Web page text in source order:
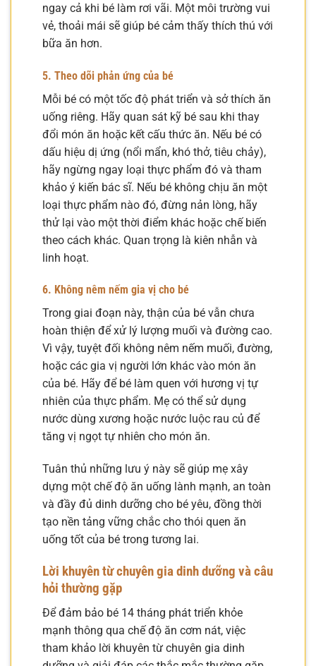
ngay cả khi bé làm rơi vãi. Một môi trường vui
vẻ, thoải mái sẽ giúp bé cảm thấy thích thú với
bữa ăn hơn.
5. Theo dõi phản ứng của bé
Mỗi bé có một tốc độ phát triển và sở thích ăn
uống riêng. Hãy quan sát kỹ bé sau khi thay
đổi món ăn hoặc kết cấu thức ăn. Nếu bé có
dấu hiệu dị ứng (nổi mẩn, khó thở, tiêu chảy),
hãy ngừng ngay loại thực phẩm đó và tham
khảo ý kiến bác sĩ. Nếu bé không chịu ăn một
loại thực phẩm nào đó, đừng nản lòng, hãy
thử lại vào một thời điểm khác hoặc chế biến
theo cách khác. Quan trọng là kiên nhẫn và
linh hoạt.
6. Không nêm nếm gia vị cho bé
Trong giai đoạn này, thận của bé vẫn chưa
hoàn thiện để xử lý lượng muối và đường cao.
Vì vậy, tuyệt đối không nêm nếm muối, đường,
hoặc các gia vị người lớn khác vào món ăn
của bé. Hãy để bé làm quen với hương vị tự
nhiên của thực phẩm. Mẹ có thể sử dụng
nước dùng xương hoặc nước luộc rau củ để
tăng vị ngọt tự nhiên cho món ăn.
Tuân thủ những lưu ý này sẽ giúp mẹ xây
dựng một chế độ ăn uống lành mạnh, an toàn
và đầy đủ dinh dưỡng cho bé yêu, đồng thời
tạo nền tảng vững chắc cho thói quen ăn
uống tốt của bé trong tương lai.
Lời khuyên từ chuyên gia dinh dưỡng và câu
hỏi thường gặp
Để đảm bảo bé 14 tháng phát triển khỏe
mạnh thông qua chế độ ăn cơm nát, việc
tham khảo lời khuyên từ chuyên gia dinh